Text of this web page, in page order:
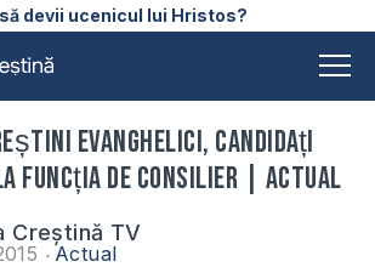
devii ucenicul lui Hristos?
evanghelici, candidați
funcția de consilier | ACTUAL
Creștină TV
Actual